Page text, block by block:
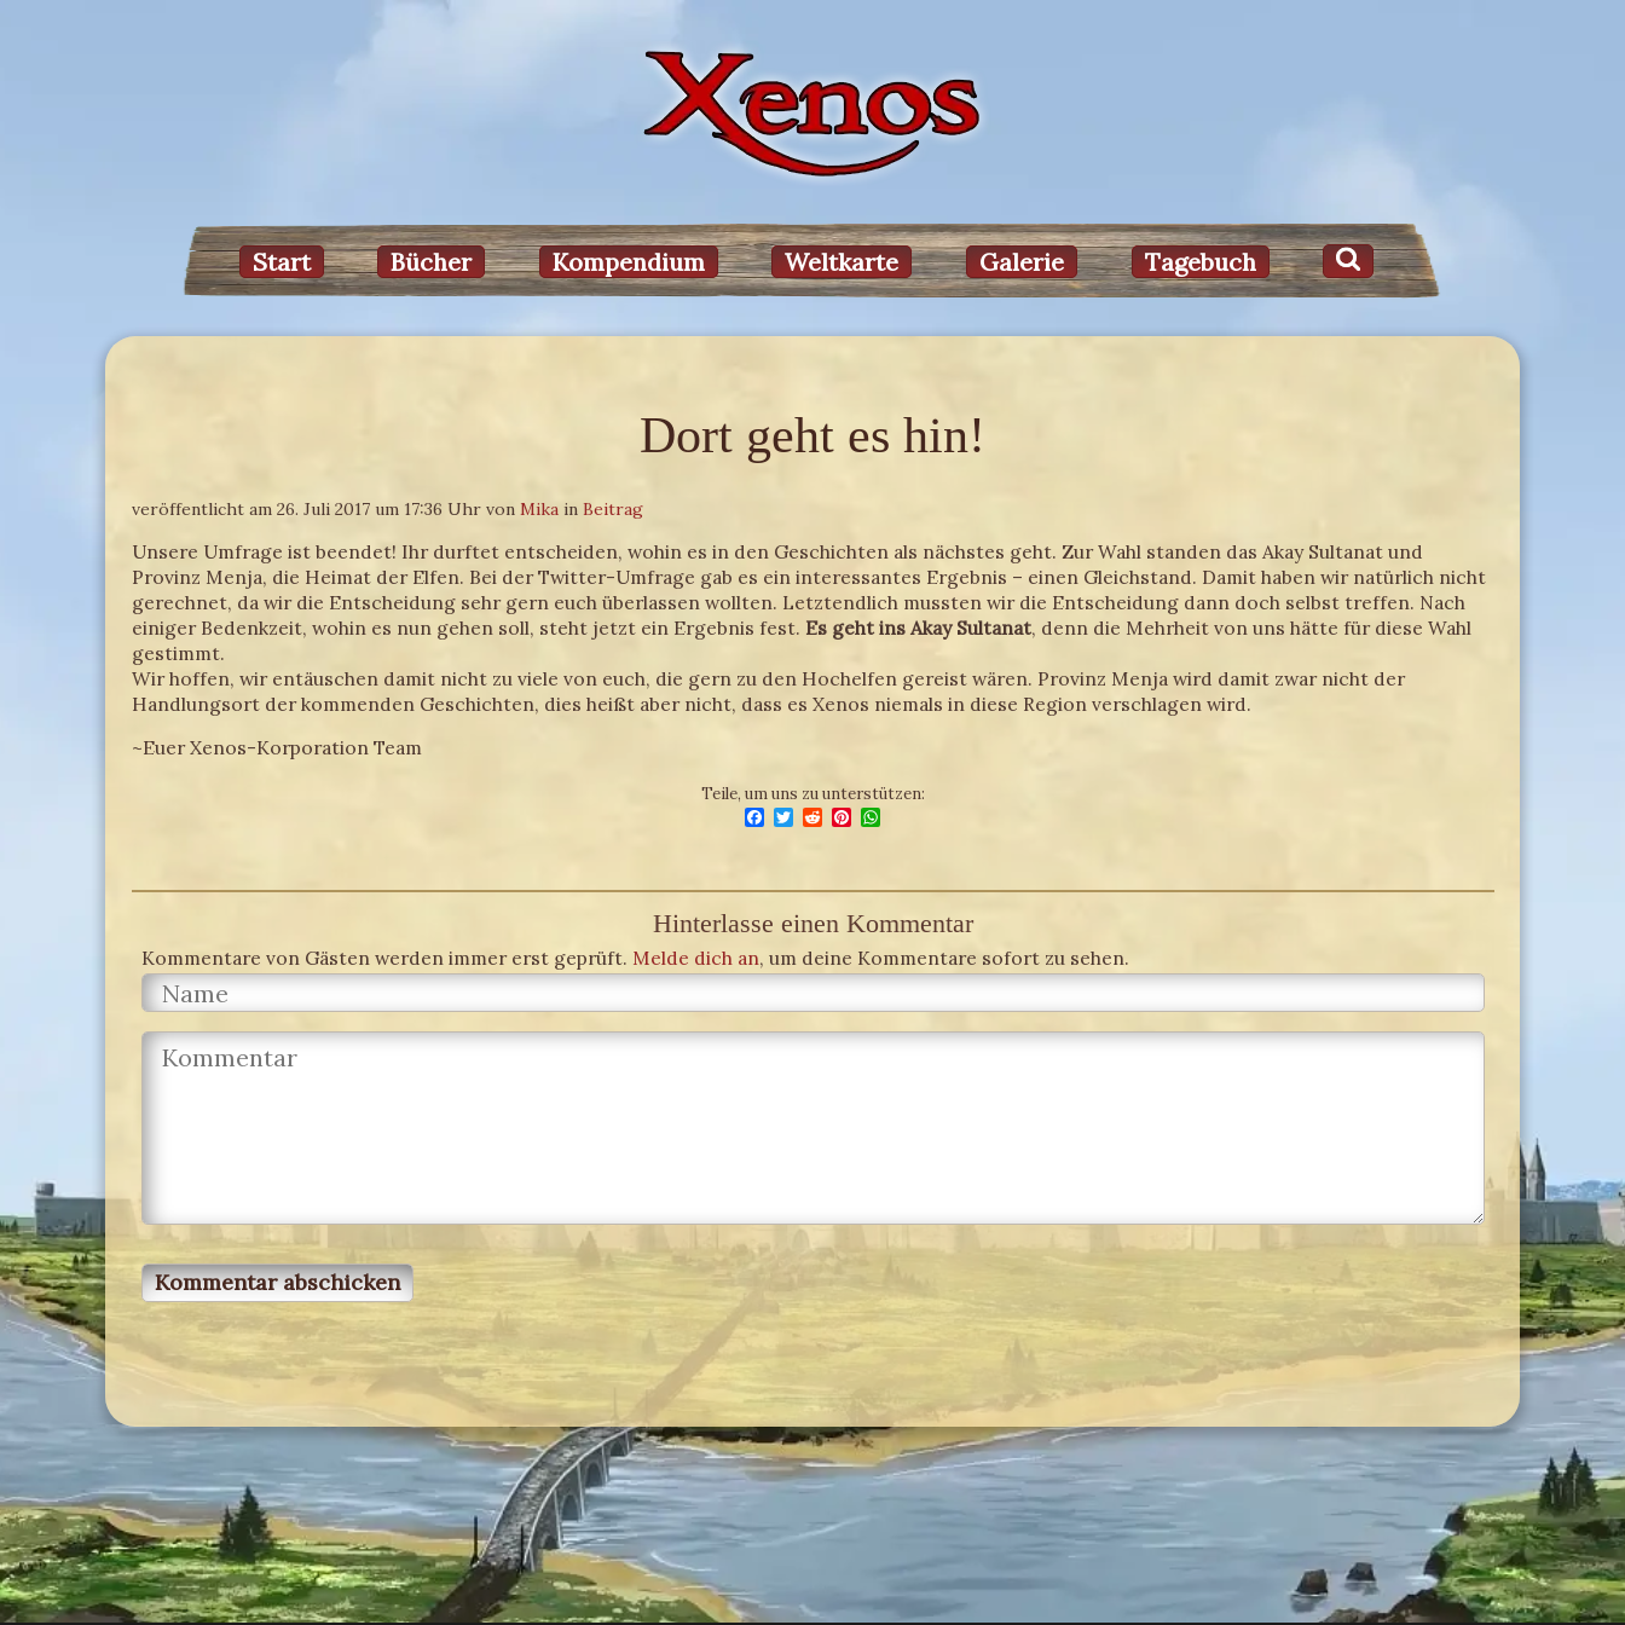
Start Bücher Kompendium Weltkarte Galerie Tagebuch
Dort geht es hin!
veröffentlicht am 26. Juli 2017 um 17:36 Uhr von Mikain Beitrag
Unsere Umfrage ist beendet! Ihr durftet entscheiden, wohin es in den Geschichten als nächstes geht. Zur Wahl standen das Akay Sultanat und
Provinz Menja, die Heimat der Elfen. Bei der Twitter-Umfrage gab es ein interessantes Ergebnis – einen Gleichstand. Damit haben wir natürlich nicht
gerechnet, da wir die Entscheidung sehr gern euch überlassen wollten. Letztendlich mussten wir die Entscheidung dann doch selbst treffen. Nach
einiger Bedenkzeit, wohin es nun gehen soll, steht jetzt ein Ergebnis fest. Es geht ins Akay Sultanat, denn die Mehrheit von uns hätte für diese Wahl
gestimmt.
Wir hoffen, wir entäuschen damit nicht zu viele von euch, die gern zu den Hochelfen gereist wären. Provinz Menja wird damit zwar nicht der
Handlungsort der kommenden Geschichten, dies heißt aber nicht, dass es Xenos niemals in diese Region verschlagen wird.
~Euer Xenos-Korporation Team
Teile, um uns zu unterstützen:
Facebook
Twitter
RedditPinterest
Hinterlasse einen Kommentar
Kommentare von Gästen werden immer erst geprüft. Melde dich an, um deine Kommentare sofort zu sehen.